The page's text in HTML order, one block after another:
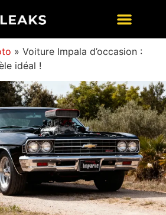
» Voiture Impala d’occasion :
idéal !